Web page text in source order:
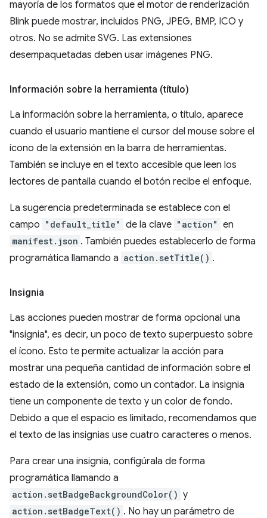
mayoría de los formatos que el motor de renderización
Blink puede mostrar, incluidos PNG, JPEG, BMP, ICO y
otros. No se admite SVG. Las extensiones
desempaquetadas deben usar imágenes PNG.
Información sobre la herramienta (título)
La información sobre la herramienta, o título, aparece
cuando el usuario mantiene el cursor del mouse sobre el
ícono de la extensión en la barra de herramientas.
También se incluye en el texto accesible que leen los
lectores de pantalla cuando el botón recibe el enfoque.
La sugerencia predeterminada se establece con el
campo "default_title" de la clave "action" en
manifest.json . También puedes establecerlo de forma
programática llamando a action.setTitle() .
Insignia
Las acciones pueden mostrar de forma opcional una
"insignia", es decir, un poco de texto superpuesto sobre
el ícono. Esto te permite actualizar la acción para
mostrar una pequeña cantidad de información sobre el
estado de la extensión, como un contador. La insignia
tiene un componente de texto y un color de fondo.
Debido a que el espacio es limitado, recomendamos que
el texto de las insignias use cuatro caracteres o menos.
Para crear una insignia, configúrala de forma
programática llamando a
action.setBadgeBackgroundColor() y
action.setBadgeText() . No hay un parámetro de